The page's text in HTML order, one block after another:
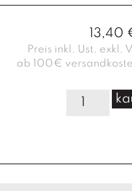
13,40
Preis inkl. Ust. exkl.
ab 100€
.